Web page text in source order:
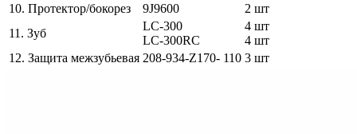
10. Протектор/бокорез
9J9600
2 шт
11. Зуб
LC-300
LC-300RC
4 шт
4 шт
12. Защита межзубьевая 208-934-Z170- 110 3 шт